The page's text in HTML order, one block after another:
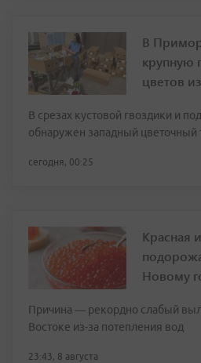
В
крупную
цветов
В срезах кустовой гвоздики и
обнаружен западный цветочный
сегодня, 00:25
Красная
Новому
Причина — рекордно слабый
Востоке из-за потепления вод
23:43, 8 августа